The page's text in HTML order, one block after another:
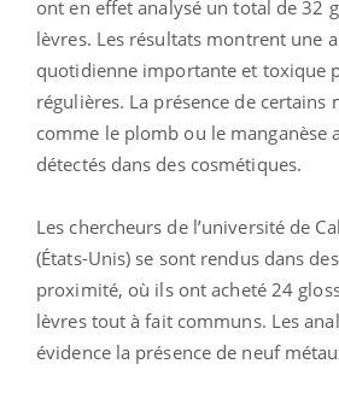
ont en effet analysé un total de 32
lèvres. Les résultats montrent une
quotidienne importante et toxique
régulières. La présence de certains
comme le plomb ou le manganèse
détectés dans des cosmétiques.
Les chercheurs de l’université de
(États-Unis) se sont rendus dans
proximité, où ils ont acheté 24
lèvres tout à fait communs. Les
évidence la présence de neuf